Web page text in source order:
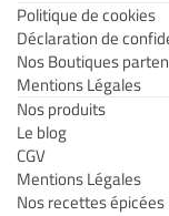
Politique de cookies
Déclaration de
Nos Boutiques
Mentions Légales
Nos produits
Le blog
CGV
Mentions Légales
Nos recettes épicées